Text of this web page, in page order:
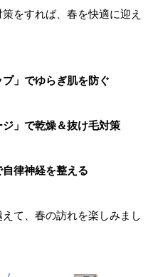
をすれば、春を快適に迎え
」でゆらぎ肌を防ぐ
」で乾燥＆抜け毛対策
律神経を整える
て、春の訪れを楽しみまし